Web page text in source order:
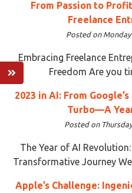
From Passion to
Freelance
Posted on
Embracing Freelance
Freedom Are you
2023 in AI: From
Turbo—A
Posted on
The Year of AI
Transformative Journey
Apple’s Challenge: